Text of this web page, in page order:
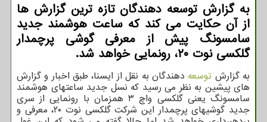
به گزارش توسعه دهندگان تازه ترین گزارش ها
از آن حكایت می كند كه ساعت هوشمند جدید
سامسونگ پیش از معرفی گوشی پرچمدار
گلكسی نوت ۲۰، رونمایی خواهد شد.
به گزارش توسعه دهندگان به نقل از ایسنا، طبق اخبار و گزارش
های پیشین به نظر می رسید که نسل جدید ساعتهای هوشمند
سامسونگ یعنی گلکسی واچ ۳ همزمان با رونمایی از سری
جدید گوشیهای پرچمدار این شرکت گلکسی نوت ۲۰، معرفی و